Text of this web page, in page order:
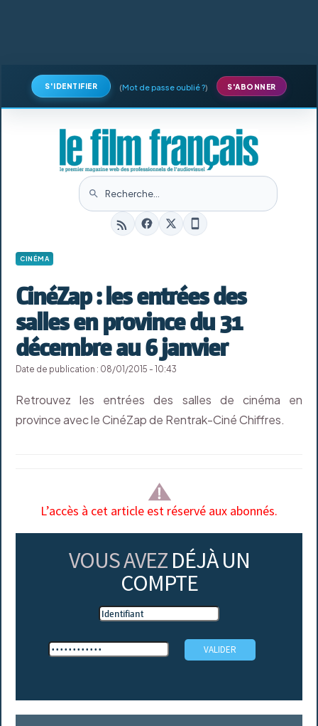
S'IDENTIFIER (Mot de passe oublié ?) S'ABONNER
CINÉMA
CinéZap : les entrées des
salles en province du 31
décembre au 6 janvier
Date de publication : 08/01/2015 - 10:43
Retrouvez les entrées des salles de cinéma en
province avec le CinéZap de Rentrak-Ciné Chiffres.
L’accès à cet article est réservé aux abonnés.
VOUS AVEZ DÉJÀ UN
COMPTE